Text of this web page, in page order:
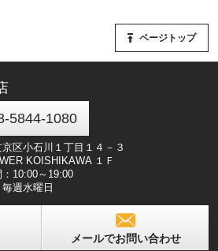
ページトップ
5844-1080
区小石川１丁目１４－３
KOISHIKAWA １Ｆ
10:00～19:00
週水曜日
メールでお問い合わせ